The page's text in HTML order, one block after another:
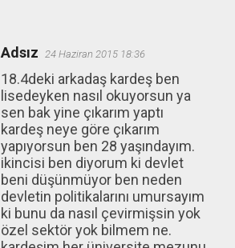
Adsız 24 Haziran 2015 18:36
18.4deki arkadaş kardeş ben
lisedeyken nasıl okuyorsun ya
sen bak yine çıkarım yaptı
kardeş neye göre çıkarım
yapıyorsun ben 28 yaşındayım.
ikincisi ben diyorum ki devlet
beni düşünmüyor ben neden
devletin politikalarını umursayım
ki bunu da nasıl çevirmişsin yok
özel sektör yok bilmem ne.